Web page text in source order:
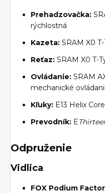
Prehadzovačka:
rýchlostná
Kazeta: SRAM X0
Reťaz: SRAM X0 T-
Ovládanie: SRAM
mechanické
Kľuky: E13 Helix
Prevodník: E
Odpruženie
Vidlica
FOX Podium